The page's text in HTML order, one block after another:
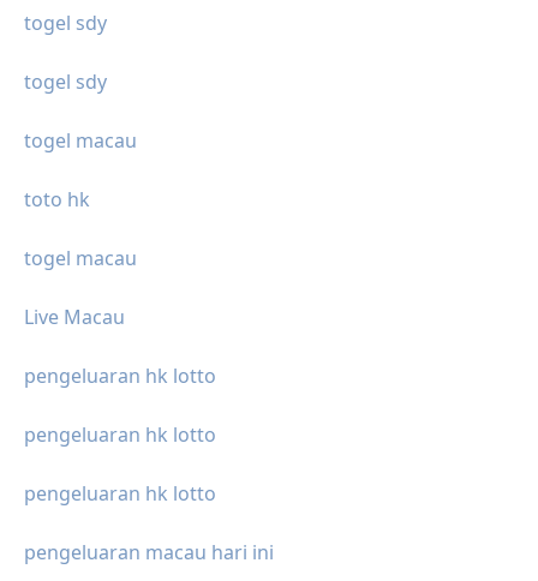
togel sdy
togel sdy
togel macau
toto hk
togel macau
Live Macau
pengeluaran hk lotto
pengeluaran hk lotto
pengeluaran hk lotto
pengeluaran macau hari ini